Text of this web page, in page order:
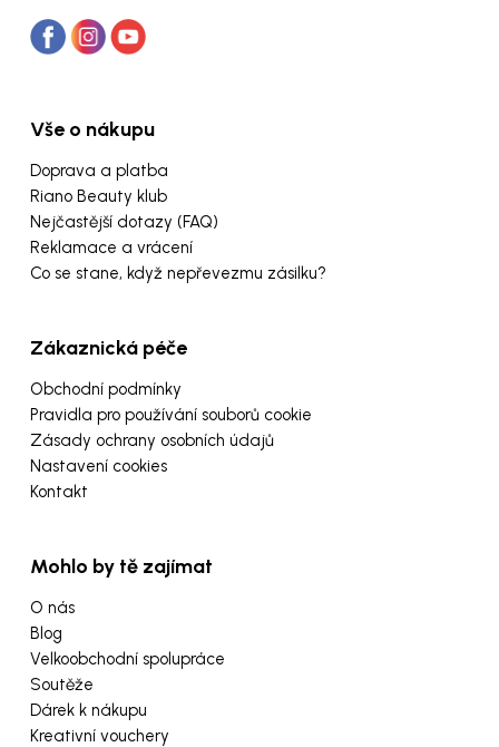
Vše o nákupu
Doprava a platba
Riano Beauty klub
Nejčastější dotazy (FAQ)
Reklamace a vrácení
Co se stane, když nepřevezmu zásilku?
Zákaznická péče
Obchodní podmínky
Pravidla pro používání souborů cookie
Zásady ochrany osobních údajů
Nastavení cookies
Kontakt
Mohlo by tě zajímat
O nás
Blog
Velkoobchodní spolupráce
Soutěže
Dárek k nákupu
Kreativní vouchery